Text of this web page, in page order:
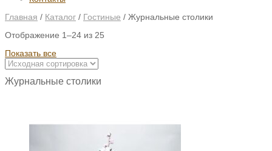
Главная / Каталог / Гостиные / Журнальные столики
Отображение 1–24 из 25
Показать все
Журнальные столики